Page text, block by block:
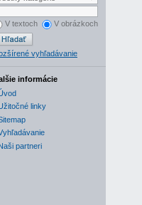
V textoch V obrázkoch
vyhľadávanie
informácie
linky
partneri